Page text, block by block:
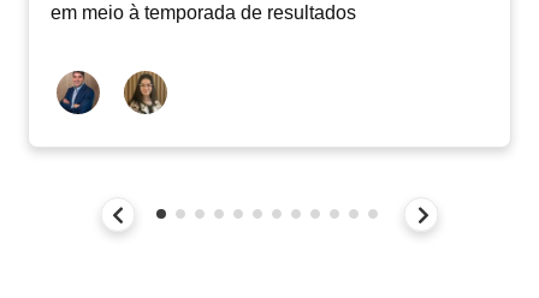
em meio à temporada de resultados